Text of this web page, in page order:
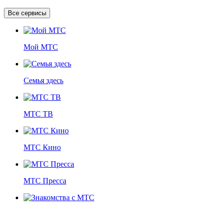
Все сервисы
Мой МТС
Семья здесь
МТС ТВ
МТС Кино
МТС Пресса